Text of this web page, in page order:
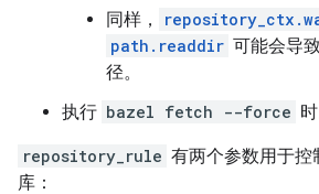
同样，
path.readdir 可能会导
径。
执行 bazel fetch --force 时
repository_rule 有两个参数用于控
库：